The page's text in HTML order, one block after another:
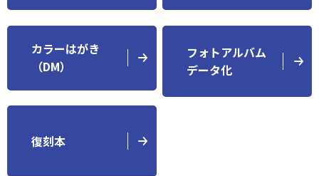
カラーはがき
（DM）
フォトアルバム
データ化
復刻本